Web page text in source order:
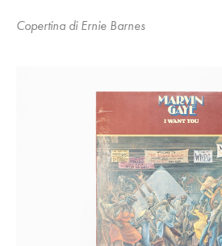
Copertina di Ernie Barnes